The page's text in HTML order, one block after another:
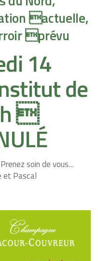
actuelle,
prévu
14
de

soin de vous…
et Pascal